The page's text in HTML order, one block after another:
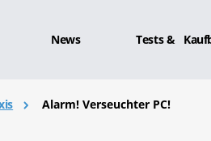
News Tests &
Alarm! Verseuchter PC!